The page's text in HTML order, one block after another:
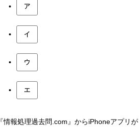
ア
イ
ウ
エ
『情報処理過去問.com』からiPhoneアプリ